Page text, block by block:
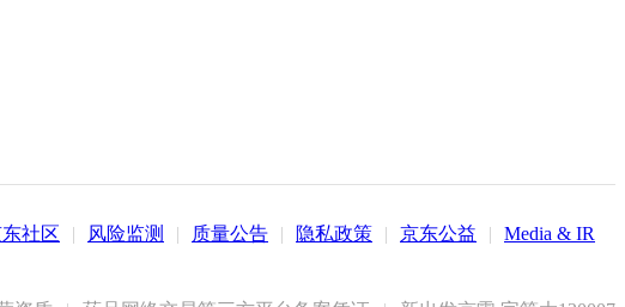
社区 | 风险监测 | 质量公告 | 隐私政策 | 京东公益 | Media & IR